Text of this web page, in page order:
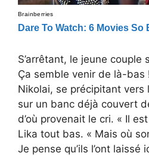
S’arrêtant, le jeune couple
Ça semble venir de là-bas
Nikolai, se précipitant vers
sur un banc déjà couvert
d’où provenait le cri. « Il
Lika tout bas. « Mais où
Je pense qu’ils l’ont